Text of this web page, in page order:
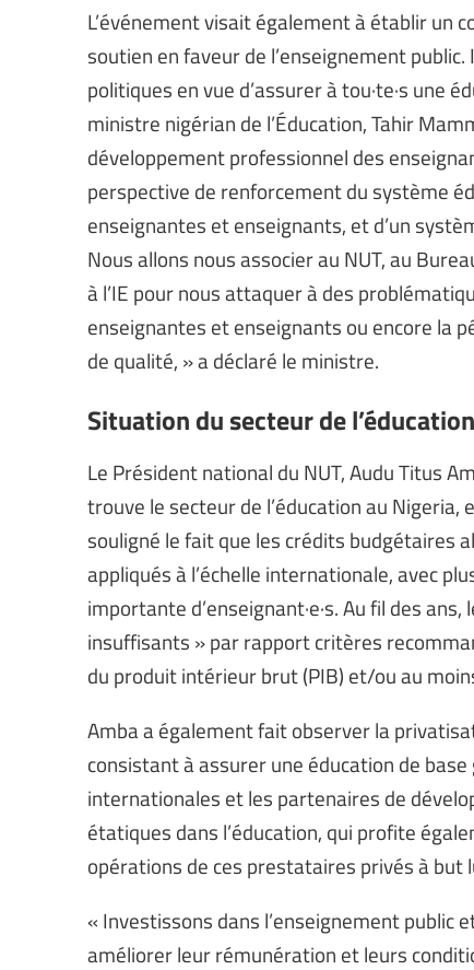
L’événement visait également à établir un
soutien en faveur de l’enseignement
politiques en vue d’assurer à tou·te·s une
ministre nigérian de l’Éducation, Tahir
développement professionnel des
perspective de renforcement du système
enseignantes et enseignants, et d’un
Nous allons nous associer au NUT, au
à l’IE pour nous attaquer à des
enseignantes et enseignants ou encore la
de qualité, » a déclaré le ministre.
Situation du secteur de
Le Président national du NUT, Audu Titus
trouve le secteur de l’éducation au Nigeria,
souligné le fait que les crédits budgétaires
appliqués à l’échelle internationale, avec
importante d’enseignant·e·s. Au fil des
insuffisants » par rapport critères
du produit intérieur brut (PIB) et/ou au
Amba a également fait observer la
consistant à assurer une éducation de
internationales et les partenaires de
étatiques dans l’éducation, qui profite
opérations de ces prestataires privés à but
« Investissons dans l’enseignement
améliorer leur rémunération et leurs